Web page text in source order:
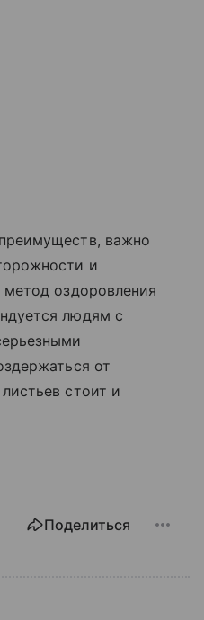
важно
и
метод оздоровления
людям с
от
стоит и
Поделиться